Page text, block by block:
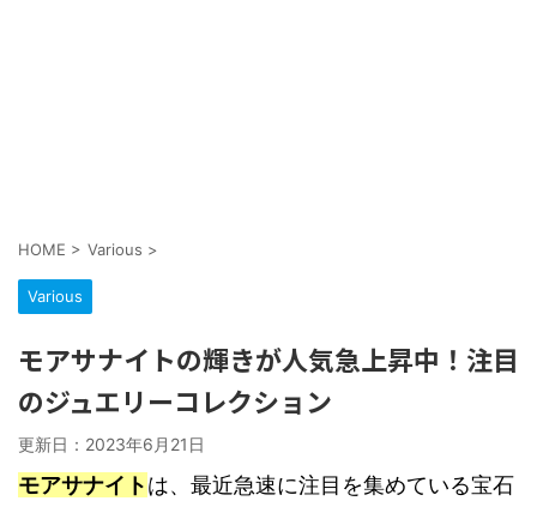
HOME > Various >
Various
モアサナイトの輝きが人気急上昇中！注目
のジュエリーコレクション
更新日： 2023年6月21日
モアサナイトは、最近急速に注目を集めている宝石